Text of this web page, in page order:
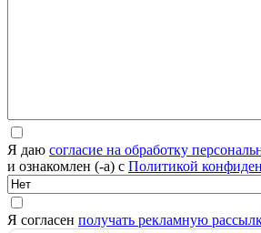
Я даю согласие на обработку
и ознакомлен (-а) с Политикой
Я согласен получать рекламную